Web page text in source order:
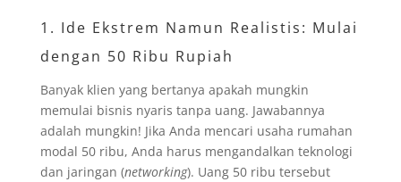
1. Ide Ekstrem Namun Realistis: Mulai
dengan 50 Ribu Rupiah
Banyak klien yang bertanya apakah mungkin
memulai bisnis nyaris tanpa uang. Jawabannya
adalah mungkin! Jika Anda mencari usaha rumahan
modal 50 ribu, Anda harus mengandalkan teknologi
dan jaringan (networking). Uang 50 ribu tersebut